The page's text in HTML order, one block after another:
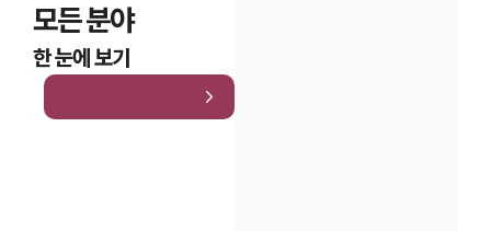
모든 분야
한 눈에 보기